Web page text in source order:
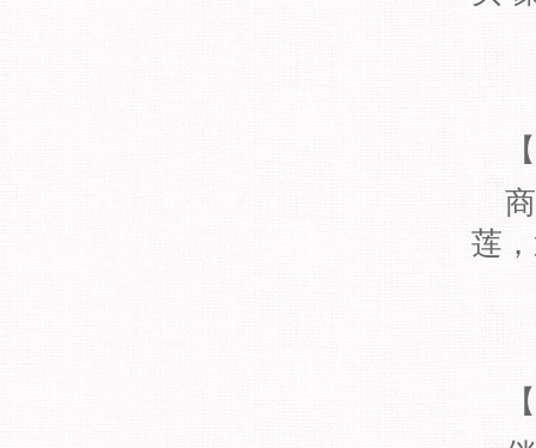
【
商
莲
【